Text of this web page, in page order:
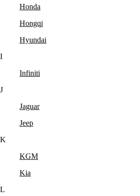
Honda
Hongqi
Hyundai
I
Infiniti
J
Jaguar
Jeep
K
KGM
Kia
L